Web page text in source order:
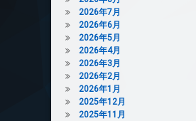
2026年7月
2026年6月
2026年5月
2026年4月
2026年3月
2026年2月
2026年1月
2025年12月
2025年11月